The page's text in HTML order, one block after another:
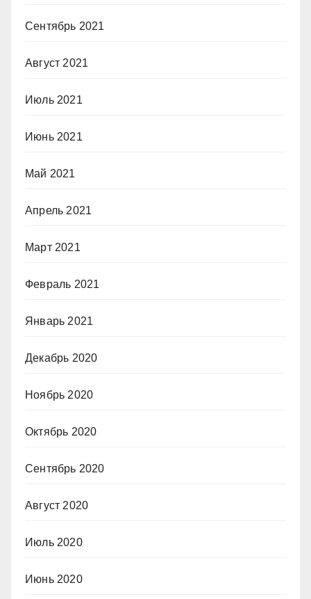
Сентябрь 2021
Август 2021
Июль 2021
Июнь 2021
Май 2021
Апрель 2021
Март 2021
Февраль 2021
Январь 2021
Декабрь 2020
Ноябрь 2020
Октябрь 2020
Сентябрь 2020
Август 2020
Июль 2020
Июнь 2020